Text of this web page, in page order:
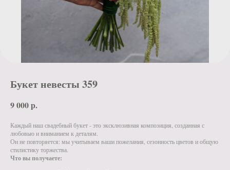
Букет невесты 359
9 000р.
Каждый наш свадебный букет - это эксклюзивная композиция, созданная с
любовью и вниманием к деталям.
Он не повторяется: мы учитываем ваши пожелания, сезонность цветов и общую
стилистику торжества.
Что вы получаете: